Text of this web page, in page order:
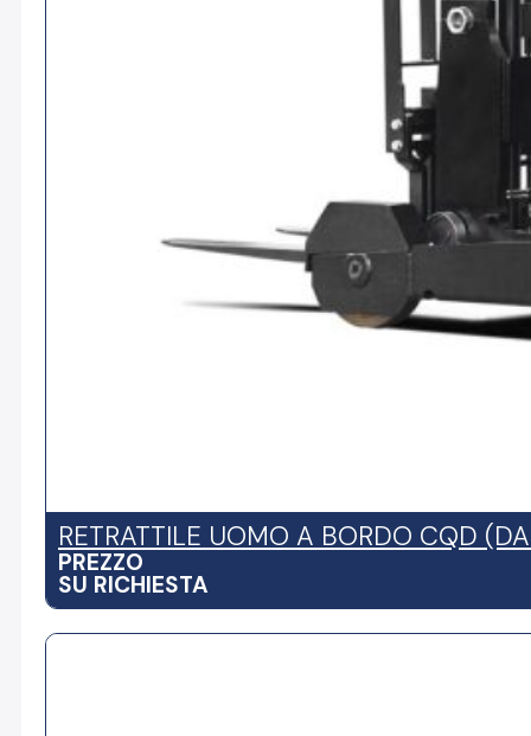
RETRATTILE UOMO A BORDO CQD
PREZZO
SU RICHIESTA